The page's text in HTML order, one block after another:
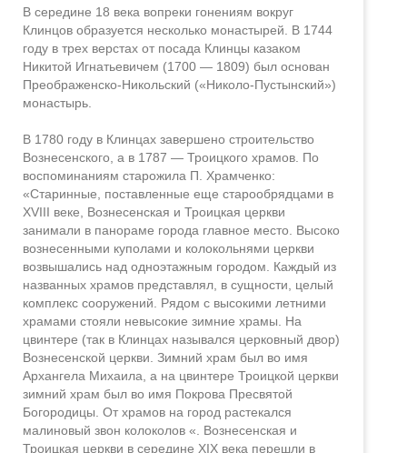
В середине 18 века вопреки гонениям вокруг
Клинцов образуется несколько монастырей. В 1744
году в трех верстах от посада Клинцы казаком
Никитой Игнатьевичем (1700 — 1809) был основан
Преображенско-Никольский («Николо-Пустынский»)
монастырь.
В 1780 году в Клинцах завершено строительство
Вознесенского, а в 1787 — Троицкого храмов. По
воспоминаниям старожила П. Храмченко:
«Старинные, поставленные еще старообрядцами в
XVIII веке, Вознесенская и Троицкая церкви
занимали в панораме города главное место. Высоко
вознесенными куполами и колокольнями церкви
возвышались над одноэтажным городом. Каждый из
названных храмов представлял, в сущности, целый
комплекс сооружений. Рядом с высокими летними
храмами стояли невысокие зимние храмы. На
цвинтере (так в Клинцах назывался церковный двор)
Вознесенской церкви. Зимний храм был во имя
Архангела Михаила, а на цвинтере Троицкой церкви
зимний храм был во имя Покрова Пресвятой
Богородицы. От храмов на город растекался
малиновый звон колоколов «. Вознесенская и
Троицкая церкви в середине XIX века перешли в